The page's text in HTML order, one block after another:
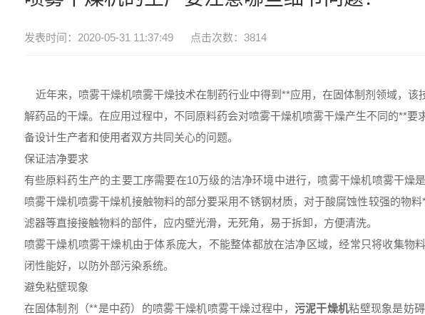
发表时间：2020-05-31 11:37:49 点击次数：3814
近年来，喷雾干燥机喷雾干燥技术在制药行业中得到**应用，在固体制剂领域，该
解药品的干燥。在应用过程中，不同原料药会对喷雾干燥机喷雾干燥产生不同的**
备设计生产者和使用者双方共同关心的问题。
保证洁净要求
有些原料药生产的主要工序需要在10万级的洁净环境中进行，喷雾干燥机喷雾干燥
喷雾干燥机喷雾干燥机接触物料的部分要采用不锈钢材质，对于酸腐蚀性较强的物
滤器等直接接触物料的部件，应内壁光滑，无死角，易于拆卸，方便清洗。
喷雾干燥机喷雾干燥机由于体系庞大，不能整体都放在洁净区域，经常只将收集物
闭性能好，以防外部污染系统。
避免粘壁现象
在固体制剂（**是中药）的喷雾干燥机喷雾干燥过程中， 污泥干燥机粘壁现象是妨